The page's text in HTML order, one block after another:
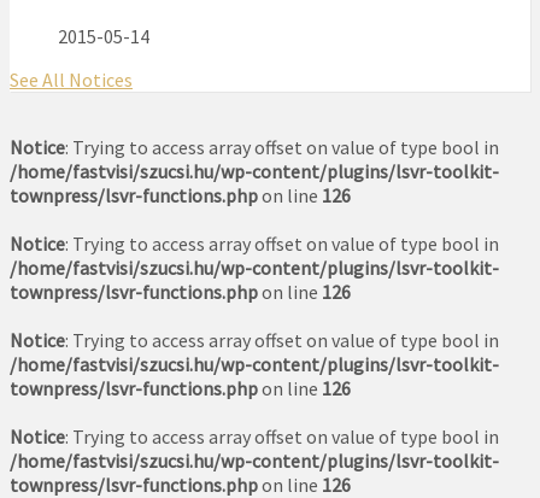
2015-05-14
See All Notices
Notice: Trying to access array offset on value of type bool in
/home/fastvisi/szucsi.hu/wp-content/plugins/lsvr-toolkit-
townpress/lsvr-functions.phpon line 126
Notice: Trying to access array offset on value of type bool in
/home/fastvisi/szucsi.hu/wp-content/plugins/lsvr-toolkit-
townpress/lsvr-functions.phpon line 126
Notice: Trying to access array offset on value of type bool in
/home/fastvisi/szucsi.hu/wp-content/plugins/lsvr-toolkit-
townpress/lsvr-functions.phpon line 126
Notice: Trying to access array offset on value of type bool in
/home/fastvisi/szucsi.hu/wp-content/plugins/lsvr-toolkit-
townpress/lsvr-functions.phpon line 126